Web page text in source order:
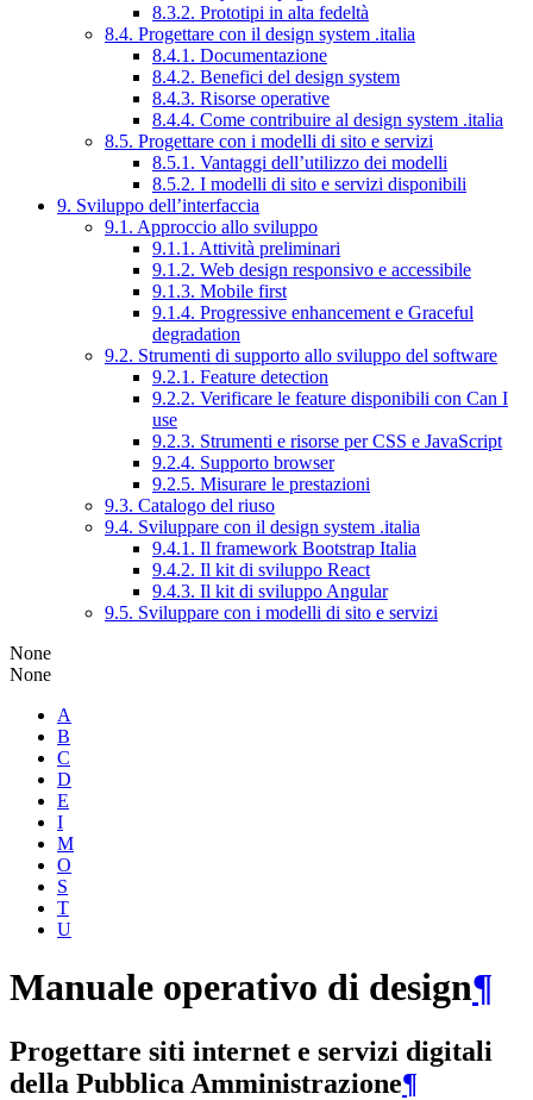
8.3.2. Prototipi in alta fedeltà
8.4. Progettare con il design system .italia
8.4.1. Documentazione
8.4.2. Benefici del design system
8.4.3. Risorse operative
8.4.4. Come contribuire al design system .italia
8.5. Progettare con i modelli di sito e servizi
8.5.1. Vantaggi dell’utilizzo dei modelli
8.5.2. I modelli di sito e servizi disponibili
9. Sviluppo dell’interfaccia
9.1. Approccio allo sviluppo
9.1.1. Attività preliminari
9.1.2. Web design responsivo e accessibile
9.1.3. Mobile first
9.1.4. Progressive enhancement e Graceful
degradation
9.2. Strumenti di supporto allo sviluppo del software
9.2.1. Feature detection
9.2.2. Verificare le feature disponibili con Can I
use
9.2.3. Strumenti e risorse per CSS e JavaScript
9.2.4. Supporto browser
9.2.5. Misurare le prestazioni
9.3. Catalogo del riuso
9.4. Sviluppare con il design system .italia
9.4.1. Il framework Bootstrap Italia
9.4.2. Il kit di sviluppo React
9.4.3. Il kit di sviluppo Angular
9.5. Sviluppare con i modelli di sito e servizi
None
None
A
B
C
D
E
I
M
O
S
T
U
Manuale operativo di design¶
Progettare siti internet e servizi digitali
della Pubblica Amministrazione¶